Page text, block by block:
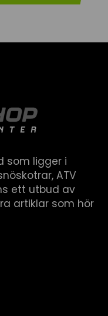
som ligger i
ATV
ett utbud av
artiklar som hör